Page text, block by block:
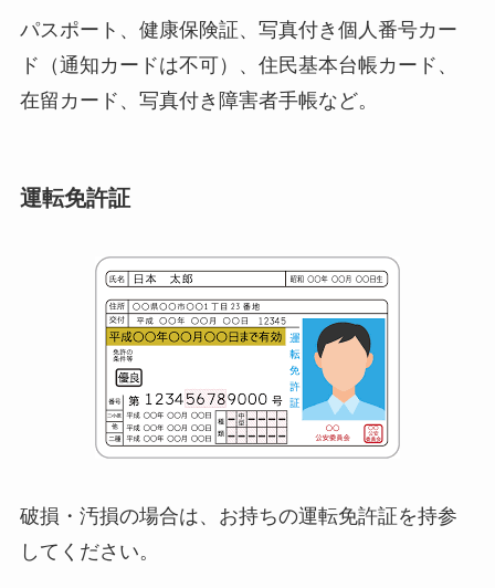
パスポート、健康保険証、写真付き個人番号カー
ド（通知カードは不可）、住民基本台帳カード、
在留カード、写真付き障害者手帳など。
運転免許証
破損・汚損の場合は、お持ちの運転免許証を持参
してください。